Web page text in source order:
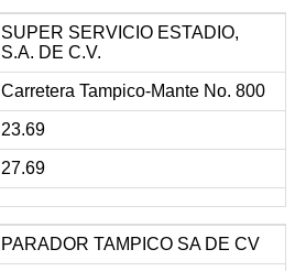
SUPER SERVICIO ESTADIO,
S.A. DE C.V.
Carretera Tampico-Mante No. 800
23.69
27.69
PARADOR TAMPICO SA DE CV